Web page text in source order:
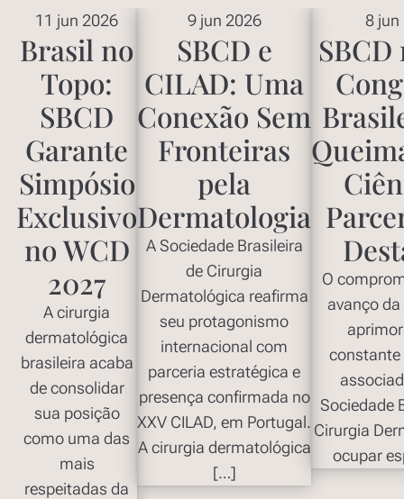
11 jun 2026
Brasil no
Topo:
SBCD
Garante
Simpósio
Exclusivo
no WCD
2027
A cirurgia
dermatológica
brasileira acaba
de consolidar
sua posição
como uma das
mais
respeitadas da
9 jun 2026
SBCD e
CILAD: Uma
Conexão Sem
Fronteiras
pela
Dermatologia
A Sociedade Brasileira
de Cirurgia
Dermatológica reafirma
seu protagonismo
internacional com
parceria estratégica e
presença confirmada no
XXV CILAD, em Portugal.
A cirurgia dermatológica
[…]
8 jun
O
avanço da
constante
Sociedade
Cirurgia
ocupar